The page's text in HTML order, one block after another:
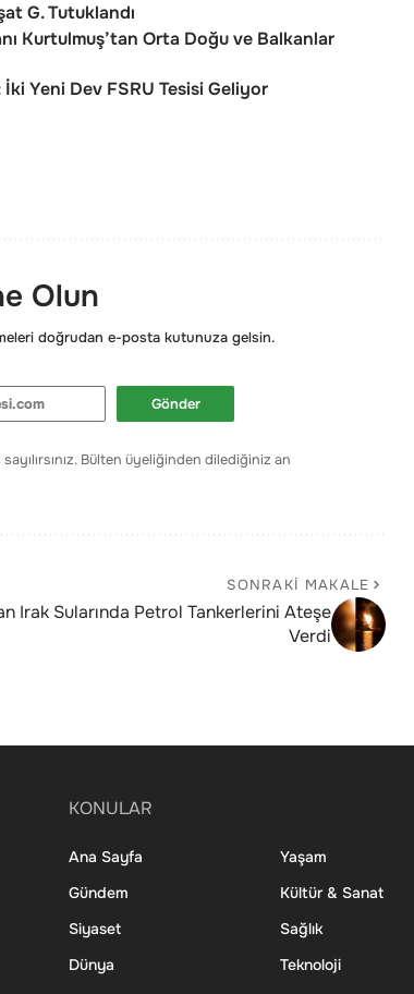
G. Tutuklandı
Kurtulmuş’tan Orta Doğu ve Balkanlar
Yeni Dev FSRU Tesisi Geliyor
Olun
doğrudan e-posta kutunuza gelsin.
Gönder
Bülten üyeliğinden dilediğiniz an
SONRAKI MAKALE
Irak Sularında Petrol Tankerlerini Ateşe
Verdi
KONULAR
Ana Sayfa
Gündem
Siyaset
Dünya
Yaşam
Kültür & Sanat
Sağlık
Teknoloji